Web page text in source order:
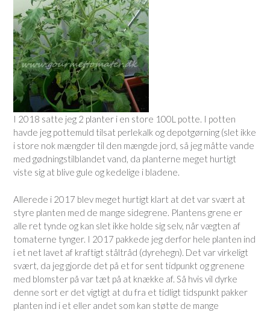
I 2018 satte jeg 2 planter i en store 100L potte. I potten
havde jeg pottemuld tilsat perlekalk og depotgørning (slet ikke
i store nok mængder til den mængde jord, så jeg måtte vande
med gødningstilblandet vand, da planterne meget hurtigt
viste sig at blive gule og kedelige i bladene.
Allerede i 2017 blev meget hurtigt klart at det var svært at
styre planten med de mange sidegrene. Plantens grene er
alle ret tynde og kan slet ikke holde sig selv, når vægten af
tomaterne tynger. I 2017 pakkede jeg derfor hele planten ind
i et net lavet af kraftigt ståltråd (dyrehegn). Det var virkeligt
svært, da jeg gjorde det på et for sent tidpunkt og grenene
med blomster på var tæt på at knække af. Så hvis vil dyrke
denne sort er det vigtigt at du fra et tidligt tidspunkt pakker
planten ind i et eller andet som kan støtte de mange